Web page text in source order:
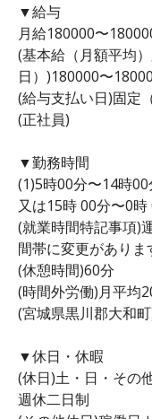
▼給与
月給180000〜
(基本給（月額平均
日）)180000〜
(給与支払い日)固定
(正社員)
▼勤務時間
(1)5時00分〜14時00
又は15時 00分〜0
(就業時間特記事項)
間帯に変更がありま
(休憩時間)60分
(時間外労働)月平均
(宮城県黒川郡大和
▼休日・休暇
(休日)土・日・その
週休二日制